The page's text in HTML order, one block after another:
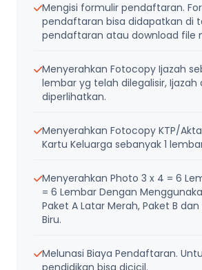
Mengisi formulir pendaftaran.
pendaftaran bisa didapatkan di
pendaftaran atau download file
Menyerahkan Fotocopy Ijazah
lembar yg telah dilegalisir, Ijazah
diperlihatkan.
Menyerahkan Fotocopy KTP/
Kartu Keluarga sebanyak 1
Menyerahkan Photo 3 x 4 = 6
= 6 Lembar Dengan
Paket A Latar Merah, Paket B
Biru.
Melunasi Biaya Pendaftaran.
pendidikan bisa dicicil.